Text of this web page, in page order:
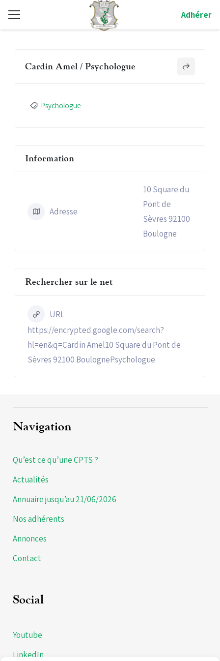
Adhérer
Cardin Amel / Psychologue
Psychologue
Information
Adresse
10 Square du
Pont de
Sèvres 92100
Boulogne
Rechercher sur le net
URL
https://encrypted.google.com/search?
hl=en&q=Cardin Amel10 Square du Pont de
Sèvres 92100 BoulognePsychologue
Navigation
Qu’est ce qu’une CPTS ?
Actualités
Annuaire jusqu’au 21/06/2026
Nos adhérents
Annonces
Contact
Social
Youtube
LinkedIn